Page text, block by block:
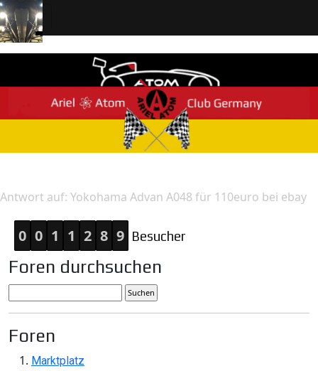
Antwort auf: Yokohama Advan A048 für 110euro bei ebay
0 0 1 1 2 8 9 Besucher
Foren durchsuchen
Foren
Marktplatz